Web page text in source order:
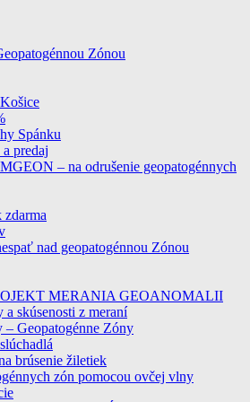
a odrušenie
zon
Zónou
Spánku
predaj
– na odrušenie geopatogénnych
zdarma
nad geopatogénnou Zónou
MERANIA GEOANOMALII
a skúsenosti z meraní
– Geopatogénne Zóny
brúsenie žiletiek
zón pomocou ovčej vlny